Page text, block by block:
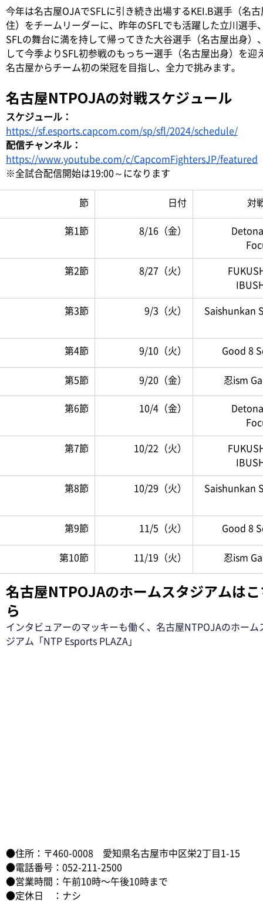
今年は名古屋OJAでSFLに引き続き出場するKEI.B選手（名古
住）をチームリーダーに、昨年のSFLでも活躍した立川選手
SFLの舞台に満を持して帰ってきた大谷選手（名古屋出身）
して今季よりSFL初参戦のもっちー選手（名古屋出身）を迎
名古屋からチーム初の栄冠を目指し、全力で挑みます。
名古屋NTPOJAの対戦スケジュール
スケジュール：
https://sf.esports.capcom.com/sp/sfl/2024/schedule/
配信チャンネル：
https://www.youtube.com/c/CapcomFightersJP/featured
※全試合配信開始は19:00～になります
節 日付 対
第1節 8/16（金）
第2節 8/27（火）
第3節 9/3（火） Saishunkan
第4節 9/10（火） Good 8
第5節 9/20（金） 忍ism
第6節 10/4（金）
第7節 10/22（火）
第8節 10/29（火） Saishunkan
第9節 11/5（火） Good 8
第10節 11/19（火） 忍ism
名古屋NTPOJAのホームスタジアムはこ
ら
インタビュアーのマッキーも働く、名古屋NTPOJAのホーム
ジアム「NTP Esports PLAZA」
●住所：〒460-0008　愛知県名古屋市中区栄2丁目1-15
●電話番号：052-211-2500
●営業時間：午前10時〜午後10時まで
●定休日　：ナシ